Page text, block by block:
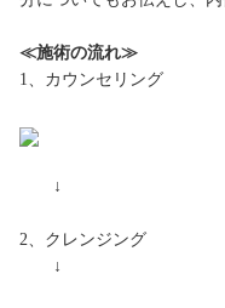
≪施術の流れ≫
1、カウンセリング
↓
2、クレンジング
↓